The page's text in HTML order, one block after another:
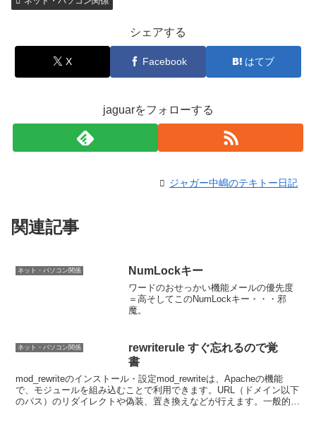
シェアする
X Facebook はてブ
jaguarをフォローする
ジャガー中嶋のテキトー日記
関連記事
ネット・パソコン関係 NumLockキー
ワードのおせっかい機能メールの優先度
＝高そしてこのNumLockキー・・・邪
魔。
ネット・パソコン関係
rewriterule すぐ忘れるので覚
書
mod_rewriteのインストール・設定mod_rewriteは、Apacheの機能
で、モジュールを組み込むことで利用できます。URL（ドメイン以下
のパス）のリダイレクトや偽装、置き換えなどが行えます。一般的な